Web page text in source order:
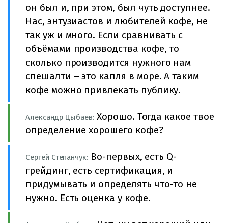
он был и, при этом, был чуть доступнее.
Нас, энтузиастов и любителей кофе, не
так уж и много. Если сравнивать с
объёмами производства кофе, то
сколько производится нужного нам
спешалти – это капля в море. А таким
кофе можно привлекать публику.
Александр Цыбаев: Хорошо. Тогда какое твое
определение хорошего кофе?
Сергей Степанчук: Во-первых, есть Q-
грейдинг, есть сертификация, и
придумывать и определять что-то не
нужно. Есть оценка у кофе.